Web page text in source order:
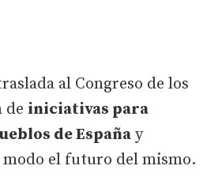
al Congreso de los
de iniciativas para
de España y
modo el futuro del mismo.